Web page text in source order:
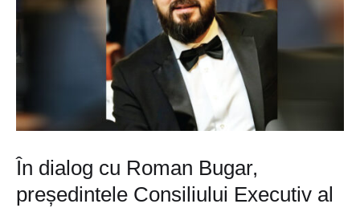
În dialog cu Roman Bugar,
președintele Consiliului Executiv al